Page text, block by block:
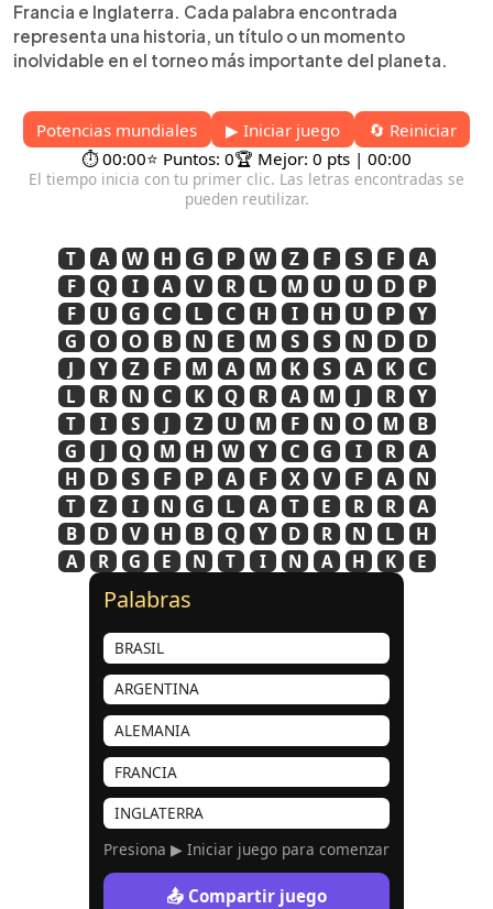
Francia e Inglaterra. Cada palabra encontrada
representa una historia, un título o un momento
inolvidable en el torneo más importante del planeta.
Potencias mundiales ▶ Iniciar juego
🔄 Reiniciar
⏱️ 00:00⭐ Puntos: 0🏆 Mejor: 0 pts | 00:00
El tiempo inicia con tu primer clic. Las letras encontradas se
pueden reutilizar.
T A W H G P W Z F S F
A
F
Q I A V R L M U U D
P
F
U G C L C H I H U P
Y
G
O O B N E M S S N D
D
J
Y Z F M A M K S A K
C
L
R N C K Q R A M J R
Y
T
I S J Z U M F N O M
B
G
J Q M H W Y C G I R
A
H
D S F P A F X V F A
N
T
Z I N G L A T E R R
A
B
D V H B Q Y D R N L
H
A
R G E N T I N A H K E
Palabras
BRASIL
ARGENTINA
ALEMANIA
FRANCIA
INGLATERRA
Presiona ▶ Iniciar juego para comenzar
📤 Compartir juego